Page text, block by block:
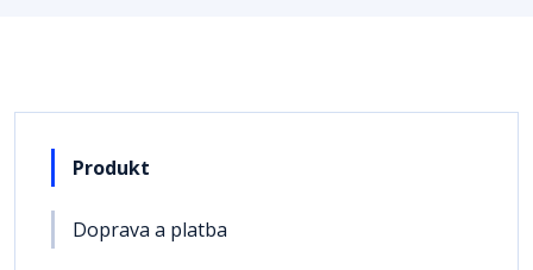
Produkt
Doprava a platba